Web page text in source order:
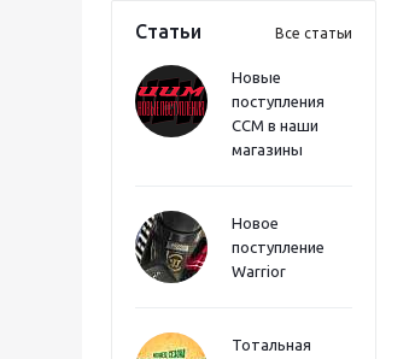
Статьи Все статьи
Новые
поступления
CCM в наши
магазины
Новое
поступление
Warrior
Тотальная